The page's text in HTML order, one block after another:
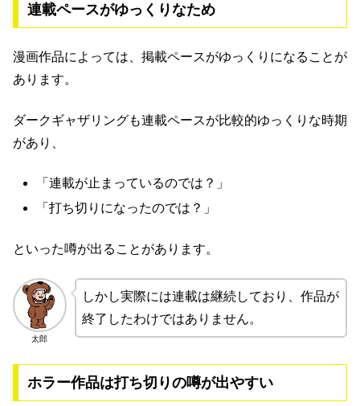
連載ペースがゆっくりなため
漫画作品によっては、掲載ペースがゆっくりになることが
あります。
ダークギャザリングも連載ペースが比較的ゆっくりな時期
があり、
「連載が止まっているのでは？」
「打ち切りになったのでは？」
といった噂が出ることがあります。
太郎
しかし実際には連載は継続しており、作品が
終了したわけではありません。
ホラー作品は打ち切りの噂が出やすい